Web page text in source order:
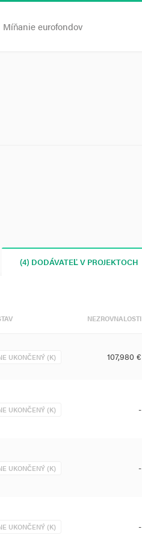
Míňanie eurofondov
(4) DODÁVATEĽ V PROJEKTOCH
NEZROVNALOSTI
UKONČENÝ (K) 107,980 €
UKONČENÝ (K) -
UKONČENÝ (K) -
UKONČENÝ (K) -